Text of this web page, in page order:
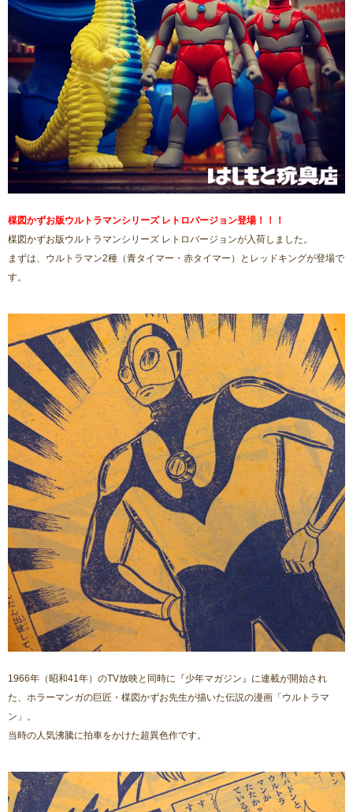
楳図かずお版ウルトラマンシリーズ レトロバージョン登場！！！
楳図かずお版ウルトラマンシリーズ レトロバージョンが入荷しました。
まずは、ウルトラマン2種（青タイマー・赤タイマー）とレッドキングが登場で
す。
1966年（昭和41年）のTV放映と同時に『少年マガジン』に連載が開始され
た、ホラーマンガの巨匠・楳図かずお先生が描いた伝説の漫画「ウルトラマ
ン」。
当時の人気沸騰に拍車をかけた超異色作です。